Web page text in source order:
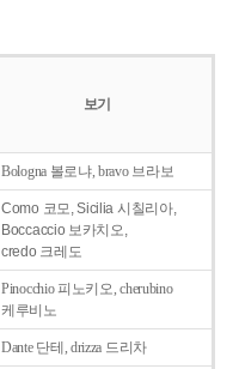
보기
Bologna 볼로냐, bravo 브라보
Como 코모, Sicilia 시칠리아,
Boccaccio 보카치오,
credo 크레도
Pinocchio 피노키오, cherubino
케루비노
Dante 단테, drizza 드리차